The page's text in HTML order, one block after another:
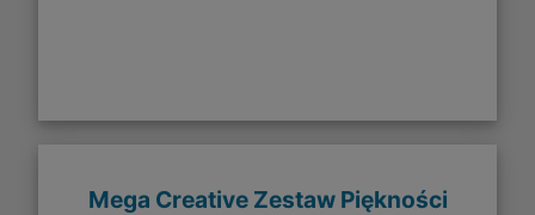
Mega Creative Zestaw Piękności